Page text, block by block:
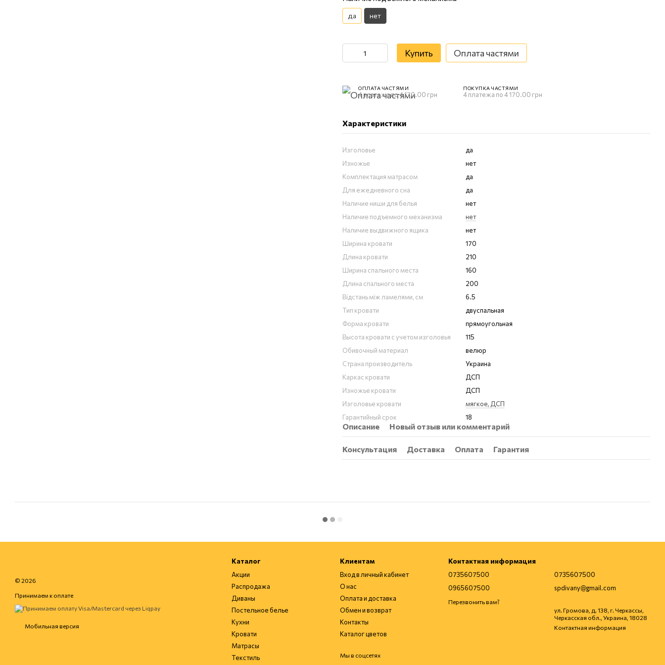
да нет
Купить Оплата частями
ОПЛАТА ЧАСТЯМИ
4 платежа по 4 170.00 грн
ПОКУПКА ЧАСТЯМИ
4 платежа по 4 170.00 грн
Характеристики
Изголовье
да
Изножье
нет
Комплектация матрасом
да
Для ежедневного сна
да
Наличие ниши для белья
нет
Наличие подъемного механизма
нет
Наличие выдвижного ящика
нет
Ширина кровати
170
Длина кровати
210
Ширина спального места
160
Длина спального места
200
Відстань між ламелями, см
6.5
Тип кровати
двуспальная
Форма кровати
прямоугольная
Высота кровати с учетом изголовья
115
Обивочный материал
велюр
Страна производитель
Украина
Каркас кровати
ДСП
Изножье кровати
ДСП
Изголовье кровати
мягкое, ДСП
Гарантийный срок
18
Описание Новый отзыв или комментарий
Консультация Доставка Оплата Гарантия
© 2026
Принимаем к оплате
Мобильная версия
Каталог
Акции
Распродажа
Диваны
Постельное белье
Кухни
Кровати
Матрасы
Текстиль
Клиентам
Вход в личный кабинет
О нас
Оплата и доставка
Обмен и возврат
Контакты
Каталог цветов
Мы в соцсетях
Контактная информация
0735607500
0965607500
Перезвонить вам?
0735607500
spdivany@gmail.com
ул. Громова, д. 138, г. Черкассы,
Черкасская обл., Украина, 18028
Контактная информация